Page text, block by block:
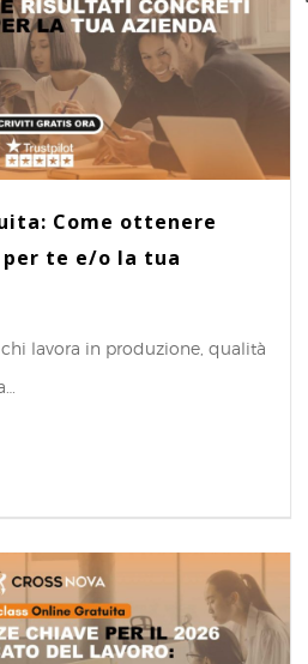
Come ottenere
te e/o la tua
lavora in produzione, qualità